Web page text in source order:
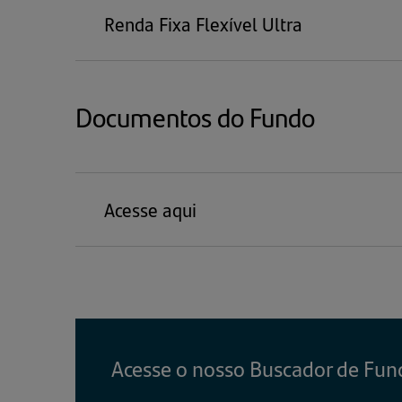
Renda Fixa Flexível Ultra
Documentos do Fundo
Acesse aqui
Acesse o nosso Buscador de